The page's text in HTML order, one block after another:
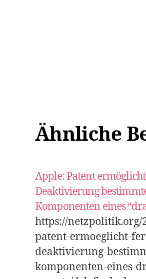
Ähnliche
Apple: Patent
Deaktivierung
Komponenten eines
https://netzpolitik.org/
patent-ermoeglicht-
deaktivierung-
komponenten-eines-